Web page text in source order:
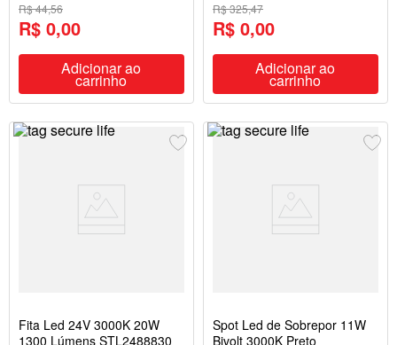
R$ 44,56
R$ 0,00
Adicionar ao
carrinho
R$ 325,47
R$ 0,00
Adicionar ao
carrinho
Fita Led 24V 3000K 20W
1300 Lúmens STL2488830
Spot Led de Sobrepor 11W
Bivolt 3000K Preto